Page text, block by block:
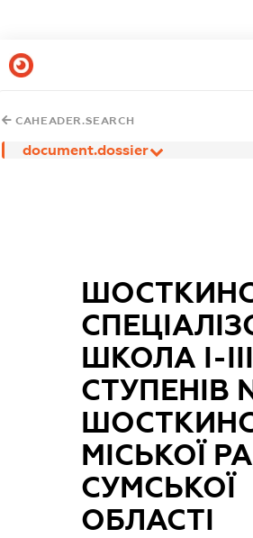
CAHEADER.SEARCH
document.dossier
ШКОЛА І-ІІІ
СТУПЕНІВ
МІСЬКОЇ
СУМСЬКОЇ
ОБЛАСТІ